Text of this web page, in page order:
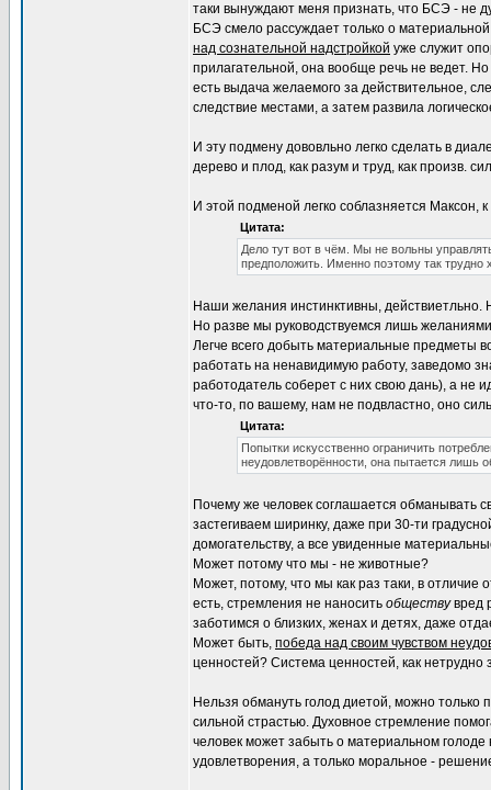
таки вынуждают меня признать, что БСЭ - не
БСЭ смело рассуждает только о
над сознательной надстройкой уже служит
прилагательной, она вообще речь не ведет.
есть выдача желаемого за действительное,
следствие местами, а затем развила
И эту подмену дововльно легко сделать в
дерево и плод, как разум и труд, как произв.
И этой подменой легко соблазняется Максон,
Цитата:
Дело тут вот в чём. Мы не вольны
предположить. Именно поэтому так
Наши желания инстинктивны, действиетльно.
Но разве мы руководствуемся лишь
Легче всего добыть материальные предметы
работать на ненавидимую работу, заведомо
работодатель соберет с них свою дань), а не
что-то, по вашему, нам не подвластно, оно
Цитата:
Попытки искусственно ограничить
неудовлетворённости, она пытается лишь
Почему же человек соглашается обманывать
застегиваем ширинку, даже при 30-ти
домогательству, а все увиденные
Может потому что мы - не животные?
Может, потому, что мы как раз таки, в отличие
есть, стремления не наносить обществувред
заботимся о близких, женах и детях, даже
Может быть, победа над своим чувством
ценностей? Система ценностей, как нетрудно
Нельзя обмануть голод диетой, можно только
сильной страстью. Духовное стремление
человек может забыть о материальном
удовлетворения, а только моральное -